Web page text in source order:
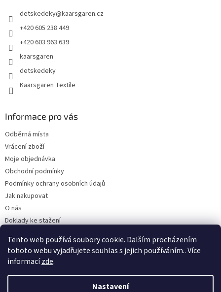
Tento web používá soubory cookie. Dalším procházením
tohoto webu vyjadřujete souhlas s jejich používáním.. Více
informacízde.
Nastavení
detskedeky@kaarsgaren.cz
+420 605 238 449
+420 603 963 639
kaarsgaren
detskedeky
Kaarsgaren Textile
Informace pro vás
Odběrná místa
Vrácení zboží
Moje objednávka
Obchodní podmínky
Podmínky ochrany osobních údajů
Jak nakupovat
O nás
Doklady ke stažení
Velkoobchod
Vytvořil Shoptet